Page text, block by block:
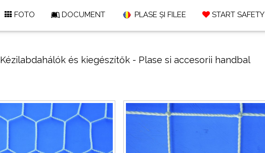
FOTO DOCUMENT PLASE ȘI FILEE START SAFETY
Kézilabdahálók és kiegészí­tők - Plase si accesorii handbal